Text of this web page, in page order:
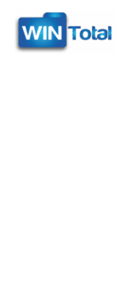
Inhalt
springen